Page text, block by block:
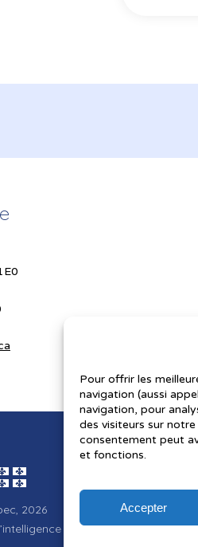
Pour offrir les
navigation (aussi
navigation, pour
des visiteurs sur
consentement peut
et fonctions.
Accepter
2026
artificielle autorisés